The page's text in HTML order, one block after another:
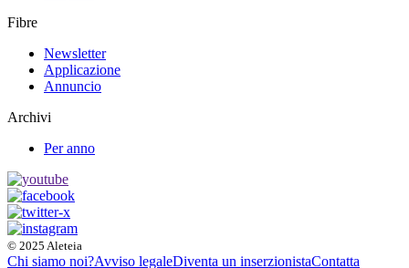
Fibre
Newsletter
Applicazione
Annuncio
Archivi
Per anno
© 2025 Aleteia
Chi siamo noi?Avviso legaleDiventa un inserzionistaContatta